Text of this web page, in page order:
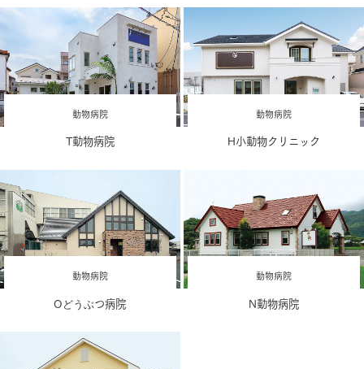
動物病院
T動物病院
動物病院
H小動物クリニック
動物病院
Oどうぶつ病院
動物病院
N動物病院